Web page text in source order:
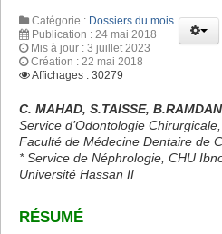
Catégorie : Dossiers du mois
Publication : 24 mai 2018
Mis à jour : 3 juillet 2023
Création : 22 mai 2018
Affichages : 30279
C. MAHAD, S.TAISSE,
Service d’Odontologie
Faculté de Médecine Dentaire de
* Service de Néphrologie, CHU
Université Hassan II
RÉSUMÉ